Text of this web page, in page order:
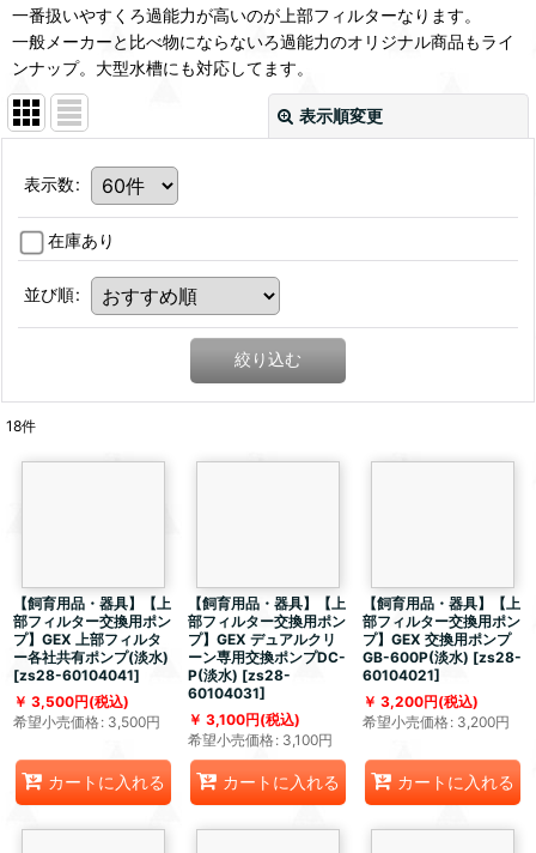
一番扱いやすくろ過能力が高いのが上部フィルターなります。
一般メーカーと比べ物にならないろ過能力のオリジナル商品もライ
ンナップ。大型水槽にも対応してます。
表示順変更
表示数:
在庫あり
並び順:
絞り込む
18件
【飼育用品・器具】【上
部フィルター交換用ポン
プ】GEX 上部フィルタ
ー各社共有ポンプ(淡水)
[zs28-60104041]
3,500円(税込)
希望小売価格: 3,500円
カートに入れる
【飼育用品・器具】【上
部フィルター交換用ポン
プ】GEX デュアルクリ
ーン専用交換ポンプDC-
P(淡水) [zs28-
60104031]
3,100円(税込)
希望小売価格: 3,100円
カートに入れる
【飼育用品・器具】【上
部フィルター交換用ポン
プ】GEX 交換用ポンプ
GB-600P(淡水) [zs28-
60104021]
3,200円(税込)
希望小売価格: 3,200円
カートに入れる